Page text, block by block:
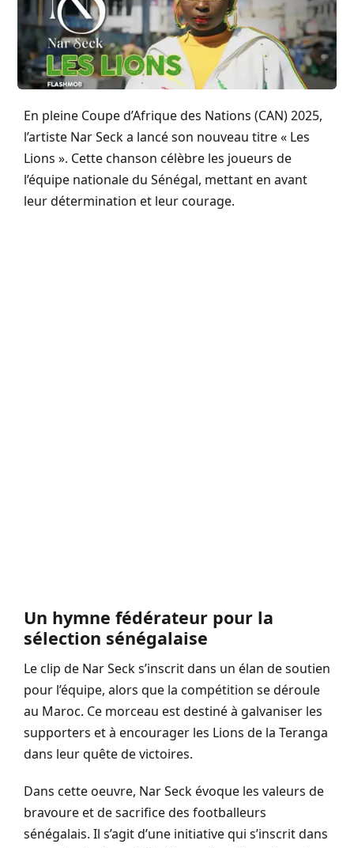
En pleine Coupe d’Afrique des Nations (CAN) 2025,
l’artiste Nar Seck a lancé son nouveau titre « Les
Lions ». Cette chanson célèbre les joueurs de
l’équipe nationale du Sénégal, mettant en avant
leur détermination et leur courage.
Un hymne fédérateur pour la
sélection sénégalaise
Le clip de Nar Seck s’inscrit dans un élan de soutien
pour l’équipe, alors que la compétition se déroule
au Maroc. Ce morceau est destiné à galvaniser les
supporters et à encourager les Lions de la Teranga
dans leur quête de victoires.
Dans cette oeuvre, Nar Seck évoque les valeurs de
bravoure et de sacrifice des footballeurs
sénégalais. Il s’agit d’une initiative qui s’inscrit dans